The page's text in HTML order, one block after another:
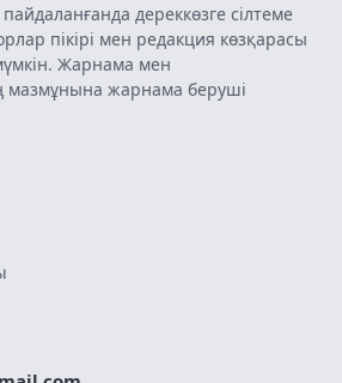
дереккөзге сілтеме
пікірі мен редакция көзқарасы
Жарнама мен
мазмұнына жарнама беруші